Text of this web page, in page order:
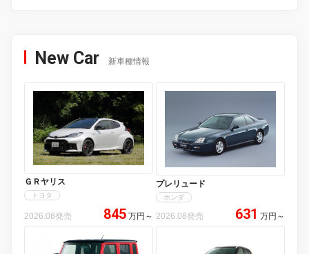
New Car 新車種情報
ＧＲヤリス
トヨタ
2026.08発売 845 万円 ～
プレリュード
ホンダ
2026.08発売 631 万円 ～